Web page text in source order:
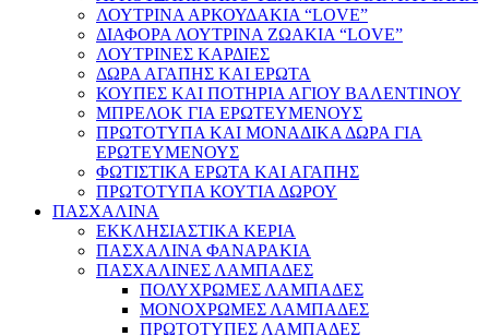
ΛΟΥΤΡΙΝΑ ΑΡΚΟΥΔΑΚΙΑ “LOVE”
ΔΙΑΦΟΡΑ ΛΟΥΤΡΙΝΑ ΖΩΑΚΙΑ “LOVE”
ΛΟΥΤΡΙΝΕΣ ΚΑΡΔΙΕΣ
ΔΩΡΑ ΑΓΑΠΗΣ ΚΑΙ ΕΡΩΤΑ
ΚΟΥΠΕΣ ΚΑΙ ΠΟΤΗΡΙΑ ΑΓΙΟΥ ΒΑΛΕΝΤΙΝΟΥ
ΜΠΡΕΛΟΚ ΓΙΑ ΕΡΩΤΕΥΜΕΝΟΥΣ
ΠΡΩΤΟΤΥΠΑ ΚΑΙ ΜΟΝΑΔΙΚΑ ΔΩΡΑ ΓΙΑ
ΕΡΩΤΕΥΜΕΝΟΥΣ
ΦΩΤΙΣΤΙΚΑ ΕΡΩΤΑ ΚΑΙ ΑΓΑΠΗΣ
ΠΡΩΤΟΤΥΠΑ ΚΟΥΤΙΑ ΔΩΡΟΥ
ΠΑΣΧΑΛΙΝΑ
ΕΚΚΛΗΣΙΑΣΤΙΚΑ ΚΕΡΙΑ
ΠΑΣΧΑΛΙΝΑ ΦΑΝΑΡΑΚΙΑ
ΠΑΣΧΑΛΙΝΕΣ ΛΑΜΠΑΔΕΣ
ΠΟΛΥΧΡΩΜΕΣ ΛΑΜΠΑΔΕΣ
ΜΟΝΟΧΡΩΜΕΣ ΛΑΜΠΑΔΕΣ
ΠΡΩΤΟΤΥΠΕΣ ΛΑΜΠΑΔΕΣ